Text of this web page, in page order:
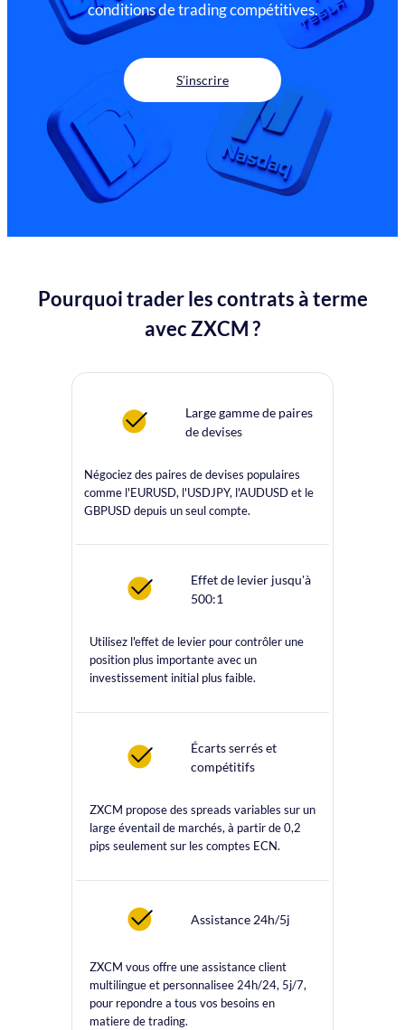
conditions de trading compétitives.
S’inscrire
Pourquoi trader les contrats à terme
avec ZXCM ?
Large gamme de paires
de devises
Négociez des paires de devises populaires
comme l'EURUSD, l'USDJPY, l'AUDUSD et le
GBPUSD depuis un seul compte.
Effet de levier jusqu'à
500:1
Utilisez l'effet de levier pour contrôler une
position plus importante avec un
investissement initial plus faible.
Écarts serrés et
compétitifs
ZXCM propose des spreads variables sur un
large éventail de marchés, à partir de 0,2
pips seulement sur les comptes ECN.
Assistance 24h/5j
ZXCM vous offre une assistance client
multilingue et personnalisee 24h/24, 5j/7,
pour repondre a tous vos besoins en
matiere de trading.